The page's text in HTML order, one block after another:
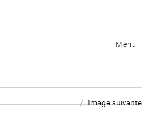
Menu
Image suivante